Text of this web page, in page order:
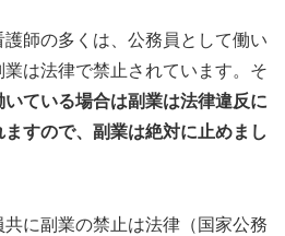
師の多くは、公務員として働い
は法律で禁止されています。そ
ている場合は副業は法律違反に
すので、副業は絶対に止めまし
に副業の禁止は法律（国家公務